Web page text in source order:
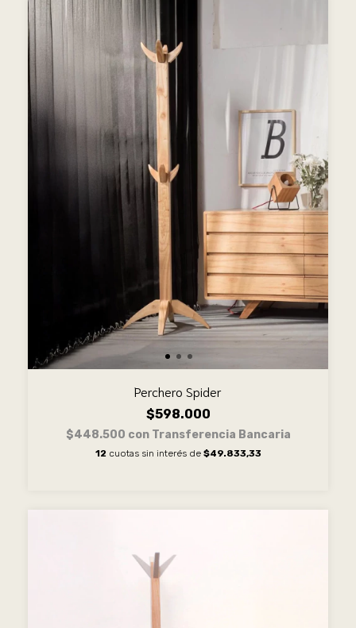
Perchero Spider
$598.000
$448.500 con Transferencia Bancaria
12 cuotas sin interés de $49.833,33